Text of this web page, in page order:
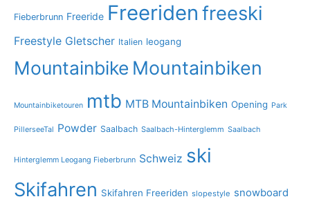
Fieberbrunn Freeride Freeriden freeski
Freestyle Gletscher Italien leogang
Mountainbike Mountainbiken
Mountainbiketouren mtb MTB Mountainbiken Opening Park
PillerseeTal Powder Saalbach Saalbach-Hinterglemm Saalbach
Hinterglemm Leogang Fieberbrunn Schweiz ski
Skifahren Skifahren Freeriden slopestyle snowboard